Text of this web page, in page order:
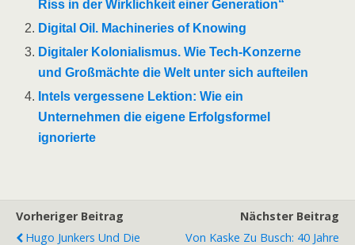
Riss in der Wirklichkeit einer Generation“
Digital Oil. Machineries of Knowing
Digitaler Kolonialismus. Wie Tech-Konzerne
und Großmächte die Welt unter sich aufteilen
Intels vergessene Lektion: Wie ein
Unternehmen die eigene Erfolgsformel
ignorierte
Vorheriger Beitrag
Hugo Junkers Und Die
Nächster Beitrag
Von Kaske Zu Busch: 40 Jahre